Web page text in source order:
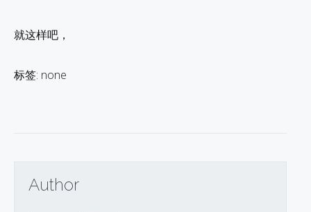
就这样吧，
标签: none
Author